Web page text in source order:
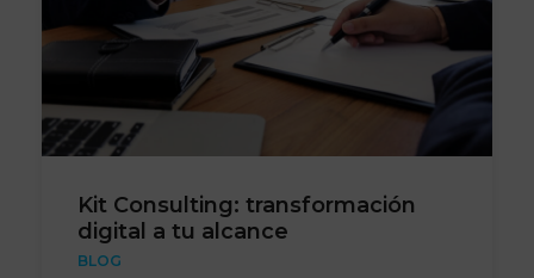
Kit Consulting: transformación
digital a tu alcance
BLOG